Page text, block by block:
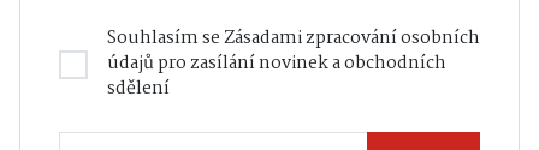
Souhlasím seZásadami zpracování osobních
údajůpro zasílání novinek a obchodních
sdělení